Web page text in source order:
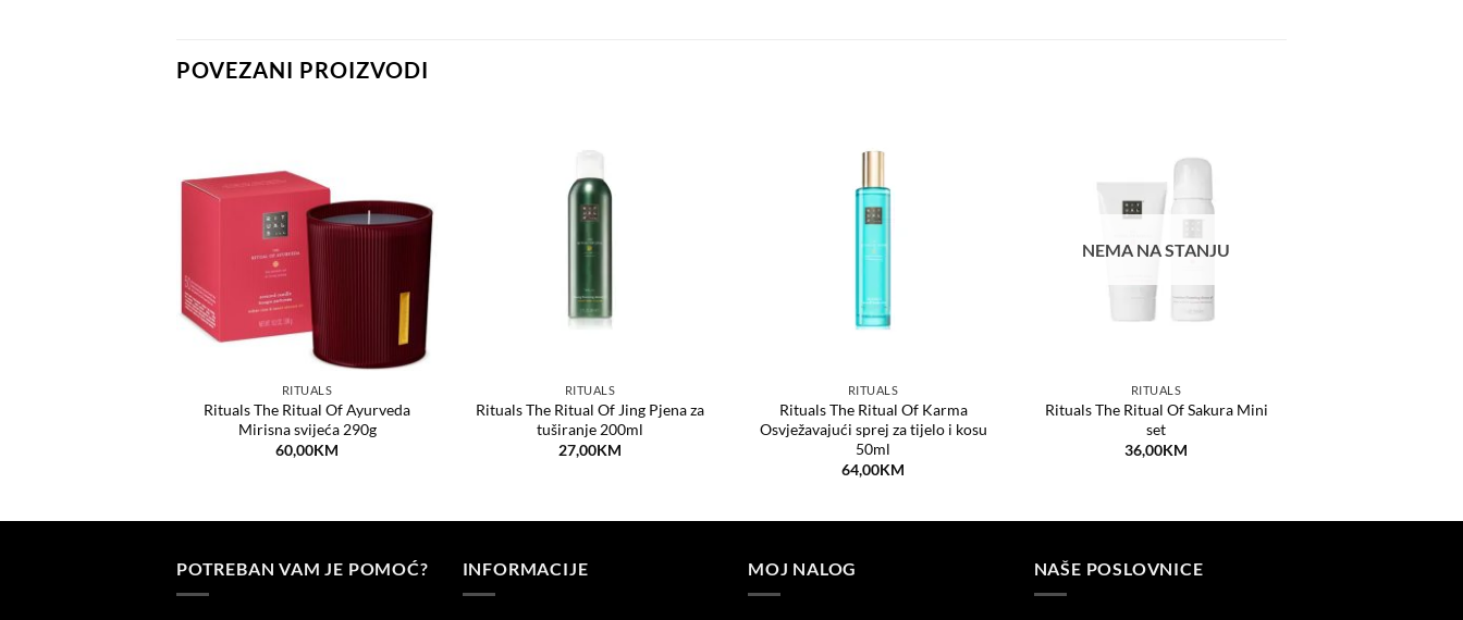
POVEZANI PROIZVODI
listu
želja
RITUALS
Rituals The Ritual Of Ayurveda
Mirisna svijeća 290g
60,00KM
RITUALS
Rituals The Ritual Of Jing Pjena za
tuširanje 200ml
27,00KM
RITUALS
Rituals The Ritual Of Karma
Osvježavajući sprej za tijelo i kosu
50ml
64,00KM
NEMA NA STANJU
RITUALS
Rituals The Ritual Of Sakura Mini
set
36,00KM
POTREBAN VAM JE POMOĆ? INFORMACIJE MOJ NALOG NAŠE POSLOVNICE